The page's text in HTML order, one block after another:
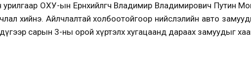
урилгаар ОХУ-ын Ерөнхийлөгч Владимир Владимирович Путин
хийнэ. Айлчлалтай холбоотойгоор нийслэлийн авто
сарын 3-ны орой хүртэлх хугацаанд дараах замуудыг